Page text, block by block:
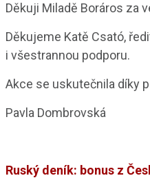
Děkuji Miladě Boráros za
Děkujeme Katě Csató,
i všestrannou podporu.
Akce se uskutečnila díky
Pavla Dombrovská
Ruský deník: bonus z